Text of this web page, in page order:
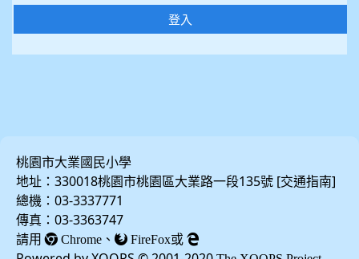
登入
桃園市大業國民小學
地址：330018桃園市桃園區大業路一段135號 [交通指南]
總機：03-3337771
傳真：03-3363747
請用
Chrome 、 FireFox或